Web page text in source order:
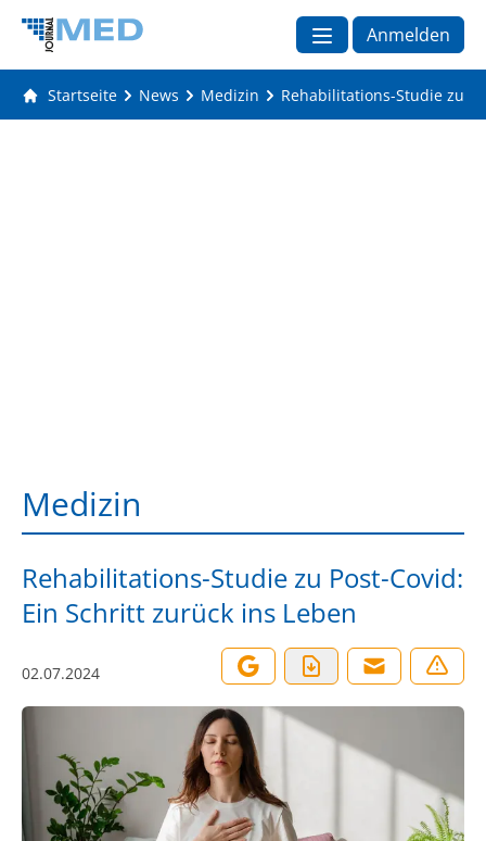
Anmelden
Startseite News Medizin Rehabilitations-Studie zu
Medizin
Rehabilitations-Studie zu Post-Covid:
Ein Schritt zurück ins Leben
02.07.2024